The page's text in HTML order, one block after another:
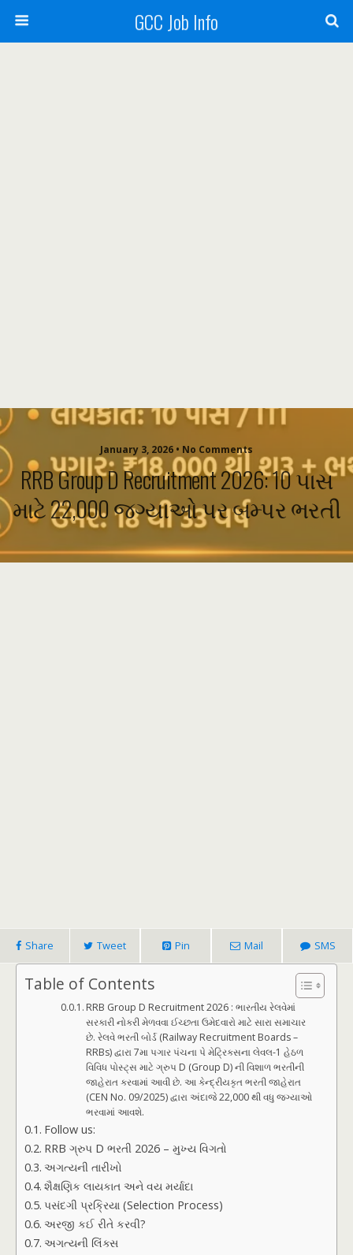
GCC Job Info
January 3, 2026 • No Comments
RRB Group D Recruitment 2026: 10 પાસ
માટે 22,000 જગ્યાઓ પર બમ્પર ભરતી
Share Tweet Pin Mail SMS
Table of Contents
RRB Group D Recruitment 2026 : ભારતીય રેલવેમાં
સરકારી નોકરી મેળવવા ઈચ્છતા ઉમેદવારો માટે સારા સમાચાર
છે. રેલવે ભરતી બોર્ડ (Railway Recruitment Boards –
RRBs) દ્વારા 7મા પગાર પંચના પે મેટ્રિક્સના લેવલ-1 હેઠળ
વિવિધ પોસ્ટ્સ માટે ગ્રુપ D (Group D) ની વિશાળ ભરતીની
જાહેરાત કરવામાં આવી છે. આ કેન્દ્રીયકૃત ભરતી જાહેરાત
(CEN No. 09/2025) દ્વારા અંદાજે 22,000 થી વધુ જગ્યાઓ
ભરવામાં આવશે.
Follow us:
RRB ગ્રુપ D ભરતી 2026 – મુખ્ય વિગતો
અગત્યની તારીખો
શૈક્ષણિક લાયકાત અને વય મર્યાદા
પસંદગી પ્રક્રિયા (Selection Process)
અરજી કઈ રીતે કરવી?
અગત્યની લિંક્સ